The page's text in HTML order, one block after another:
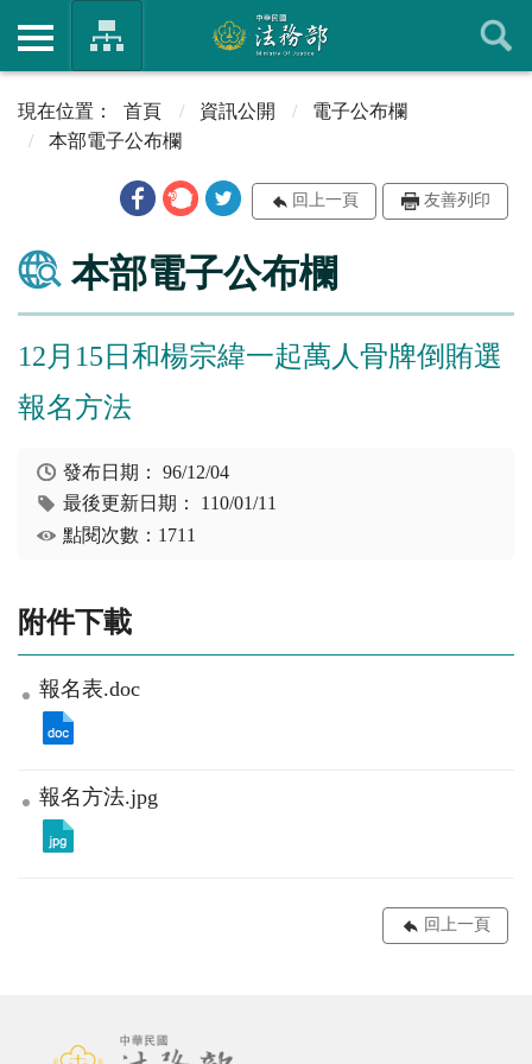
首頁 資訊公開
電子公布欄
本部電子公布欄
回上一頁 友善列印
本部電子公布欄
12月15日和楊宗緯一起萬人骨牌倒賄選
報名方法
發布日期：96/12/04
最後更新日期： 110/01/11
點閱次數：1711
附件下載
報名表.doc
報名方法.jpg
回上一頁